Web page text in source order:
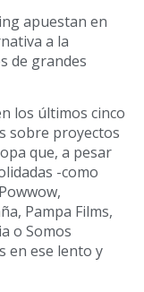
apuestan en
a la
de grandes
los últimos cinco
sobre proyectos
que, a pesar
-como
Pampa Films,
o Somos
en ese lento y